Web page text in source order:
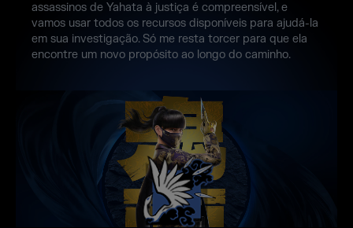
assassinos de Yahata à justiça é compreensível, e
vamos usar todos os recursos disponíveis para ajudá-la
em sua investigação. Só me resta torcer para que ela
encontre um novo propósito ao longo do caminho.